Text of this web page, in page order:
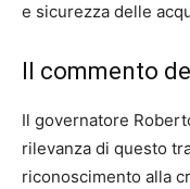
e sicurezza delle
Il commento
Il governatore
rilevanza di questo
riconoscimento alla